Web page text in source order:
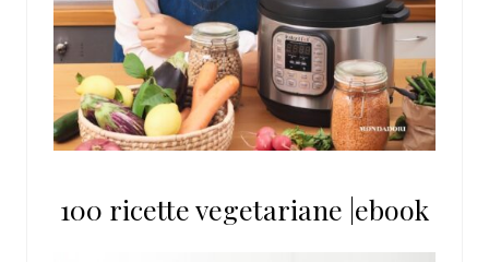
100 ricette vegetariane |ebook